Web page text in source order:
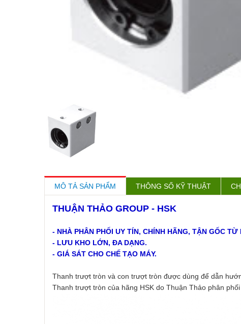
MÔ TẢ SẢN PHẨM THÔNG SỐ KỸ THUẬT
THUẬN THẢO GROUP - HSK
- NHÀ PHÂN PHỐI UY TÍN, CHÍNH HÃNG, TẬN GỐC
- LƯU KHO LỚN, ĐA DẠNG.
- GIÁ SÁT CHO CHẾ TẠO MÁY.
Thanh trượt tròn và con trượt tròn được dùng để dẫn
Thanh trượt tròn của hãng HSK do Thuận Thảo phân